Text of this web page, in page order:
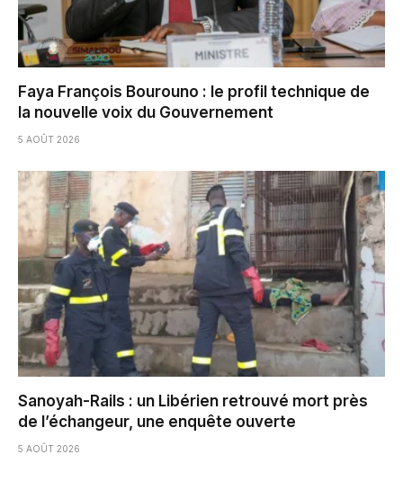
Faya François Bourouno : le profil technique de
la nouvelle voix du Gouvernement
5 AOÛT 2026
Sanoyah-Rails : un Libérien retrouvé mort près
de l’échangeur, une enquête ouverte
5 AOÛT 2026